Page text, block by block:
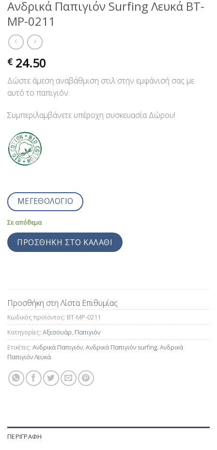
Ανδρικά Παπιγιόν Surfing Λευκά BT-
MP-0211
€ 24.50
Δώστε άμεση αναβάθμιση στιλ στην εμφάνισή σας με
αυτό το παπιγιόν.
Συμπεριλαμβάνετε υπέροχη συσκευασία Δώρου!
ΜΕΓΕΘΟΛΟΓΙΟ
Σε απόθεμα
ΠΡΟΣΘΉΚΗ ΣΤΟ ΚΑΛΆΘΙ
Προσθήκη στη Λίστα Επιθυμίας
Κωδικός προϊόντος: BT-MP-0211
Κατηγορίες: Αξεσουάρ, Παπιγιόν
Ετικέτες: Ανδρικά Παπιγιόν, Ανδρικά Παπιγιόν surfing, Ανδρικά
Παπιγιόν Λευκά
ΠΕΡΙΓΡΑΦΉ